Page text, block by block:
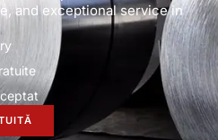
and exceptional service in